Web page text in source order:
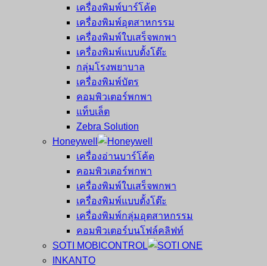
เครื่องพิมพ์บาร์โค้ด
เครื่องพิมพ์อุตสาหกรรม
เครื่องพิมพ์ใบเสร็จพกพา
เครื่องพิมพ์แบบตั้งโต๊ะ
กลุ่มโรงพยาบาล
เครื่องพิมพ์บัตร
คอมพิวเตอร์พกพา
แท็บเล็ต
Zebra Solution
Honeywell
เครื่องอ่านบาร์โค้ด
คอมพิวเตอร์พกพา
เครื่องพิมพ์ใบเสร็จพกพา
เครื่องพิมพ์แบบตั้งโต๊ะ
เครื่องพิมพ์กลุ่มอุตสาหกรรม
คอมพิวเตอร์บนโฟล์คลิฟท์
SOTI MOBICONTROL
INKANTO